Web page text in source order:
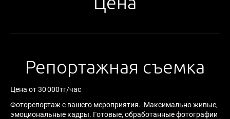
Репортажная съемка
Цена от 30 000тг/час
Фоторепортаж с вашего мероприятия. Максимально живые,
эмоциональные кадры. Готовые, обработанные фотографии